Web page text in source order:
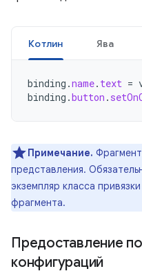
Котлин Ява
binding .name. text =
binding .button .
Примечание.
представления.
экземпляр класса
фрагмента.
Предоставление
конфигураций